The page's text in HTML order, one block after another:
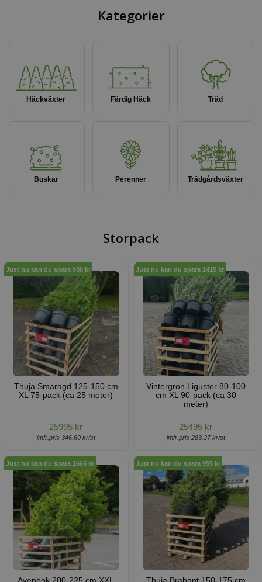
Kategorier
Häckväxter Färdig Häck Träd
Buskar Perenner Trädgårdsväxter
Storpack
Thuja Smaragd 125-150 cm
XL 75-pack (ca 25 meter)
Just nu kan du spara 930 kr
25995 kr
jmfr.pris 346.60 kr/st
Vintergrön Liguster 80-100
cm XL 90-pack (ca 30
meter)
Just nu kan du spara 1415 kr
25495 kr
jmfr.pris 283.27 kr/st
Just nu kan du spara 1665 kr Just nu kan du spara 955 kr